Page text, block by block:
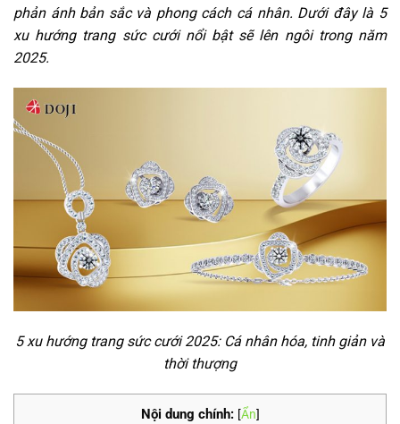
phản ánh bản sắc và phong cách cá nhân. Dưới đây là 5
xu hướng trang sức cưới nổi bật sẽ lên ngôi trong năm
2025.
5 xu hướng trang sức cưới 2025: Cá nhân hóa, tinh giản và
thời thượng
Nội dung chính: [Ẩn]